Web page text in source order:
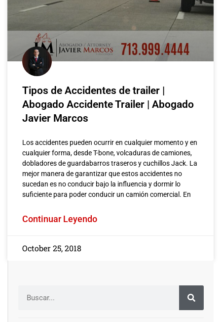
Tipos de Accidentes de trailer |
Abogado Accidente Trailer | Abogado
Javier Marcos
Los accidentes pueden ocurrir en cualquier momento y en
cualquier forma, desde T-bone, volcaduras de camiones,
dobladores de guardabarros traseros y cuchillos Jack. La
mejor manera de garantizar que estos accidentes no
sucedan es no conducir bajo la influencia y dormir lo
suficiente para poder conducir un camión comercial. En
Continuar Leyendo
October 25, 2018